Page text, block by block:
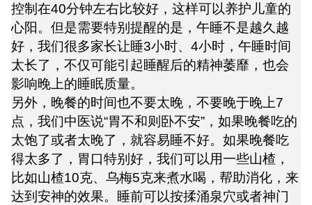
控制在40分钟左右比较好，这样可以养护儿童的
心阳。但是需要特别提醒的是，午睡不是越久越
好，我们很多家长让睡3小时、4小时，午睡时间
太长了，不仅可能引起睡醒后的精神萎靡，也会
影响晚上的睡眠质量。
另外，晚餐的时间也不要太晚，不要晚于晚上7
点，我们中医说“胃不和则卧不安”，如果晚餐吃的
太饱了或者太晚了，就容易睡不好。如果晚餐吃
得太多了，胃口特别好，我们可以用一些山楂，
比如山楂10克、乌梅5克来煮水喝，帮助消化，来
达到安神的效果。睡前可以按揉涌泉穴或者神门